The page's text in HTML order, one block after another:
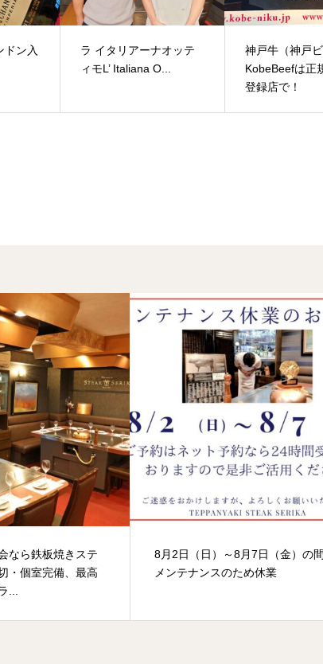
ドン入
ラ イタリアーナオッテ
ィモL’ Italiana O...
神戸牛（神戸ビ
KobeBeefは正
登録店で！
なら鉄板焼きステ
・個室完備、最高
...
8月2日（日）～8月7日（金）の間
メンテナンスのため休業